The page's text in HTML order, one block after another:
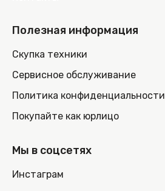
Полезная информация
Скупка техники
Сервисное обслуживание
Политика конфиденциальности
Покупайте как юрлицо
Мы в соцсетях
Инстаграм